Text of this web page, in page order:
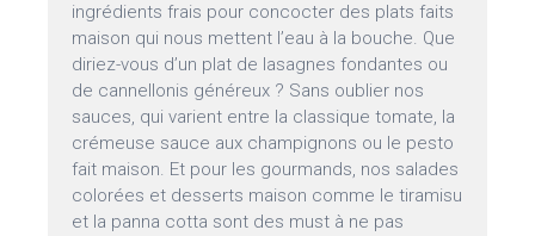
ingrédients frais pour concocter des plats faits
maison qui nous mettent l’eau à la bouche. Que
diriez-vous d’un plat de lasagnes fondantes ou
de cannellonis généreux ? Sans oublier nos
sauces, qui varient entre la classique tomate, la
crémeuse sauce aux champignons ou le pesto
fait maison. Et pour les gourmands, nos salades
colorées et desserts maison comme le tiramisu
et la panna cotta sont des must à ne pas